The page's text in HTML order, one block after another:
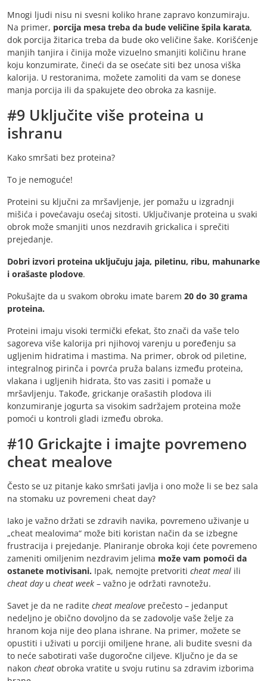
Mnogi ljudi nisu ni svesni koliko hrane zapravo konzumiraju.
Na primer, porcija mesa treba da bude veličine špila karata,
dok porcija žitarica treba da bude oko veličine šake. Korišćenje
manjih tanjira i činija može vizuelno smanjiti količinu hrane
koju konzumirate, čineći da se osećate siti bez unosa viška
kalorija. U restoranima, možete zamoliti da vam se donese
manja porcija ili da spakujete deo obroka za kasnije.
#9 Uključite više proteina u
ishranu
Kako smršati bez proteina?
To je nemoguće!
Proteini su ključni za mršavljenje, jer pomažu u izgradnji
mišića i povećavaju osećaj sitosti. Uključivanje proteina u svaki
obrok može smanjiti unos nezdravih grickalica i sprečiti
prejedanje.
Dobri izvori proteina uključuju jaja, piletinu, ribu, mahunarke
i orašaste plodove.
Pokušajte da u svakom obroku imate barem 20 do 30 grama
proteina.
Proteini imaju visoki termički efekat, što znači da vaše telo
sagoreva više kalorija pri njihovoj varenju u poređenju sa
ugljenim hidratima i mastima. Na primer, obrok od piletine,
integralnog pirinča i povrća pruža balans između proteina,
vlakana i ugljenih hidrata, što vas zasiti i pomaže u
mršavljenju. Takođe, grickanje orašastih plodova ili
konzumiranje jogurta sa visokim sadržajem proteina može
pomoći u kontroli gladi između obroka.
#10 Grickajte i imajte povremeno
cheat mealove
Često se uz pitanje kako smršati javlja i ono može li se bez sala
na stomaku uz povremeni cheat day?
Iako je važno držati se zdravih navika, povremeno uživanje u
„cheat mealovima“ može biti koristan način da se izbegne
frustracija i prejedanje. Planiranje obroka koji ćete povremeno
zameniti omiljenim nezdravim jelima može vam pomoći da
ostanete motivisani. Ipak, nemojte pretvoriti cheat meal ili
cheat dayu cheat week – važno je održati ravnotežu.
Savet je da ne radite cheat mealove prečesto – jedanput
nedeljno je obično dovoljno da se zadovolje vaše želje za
hranom koja nije deo plana ishrane. Na primer, možete se
opustiti i uživati u porciji omiljene hrane, ali budite svesni da
to neće sabotirati vaše dugoročne ciljeve. Ključno je da se
nakon cheat obroka vratite u svoju rutinu sa zdravim izborima